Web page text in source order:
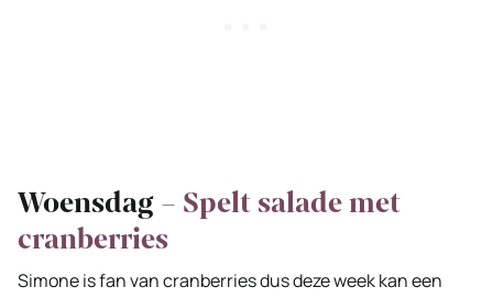
Woensdag – Spelt salade met
cranberries
Simone is fan van cranberries dus deze week kan een